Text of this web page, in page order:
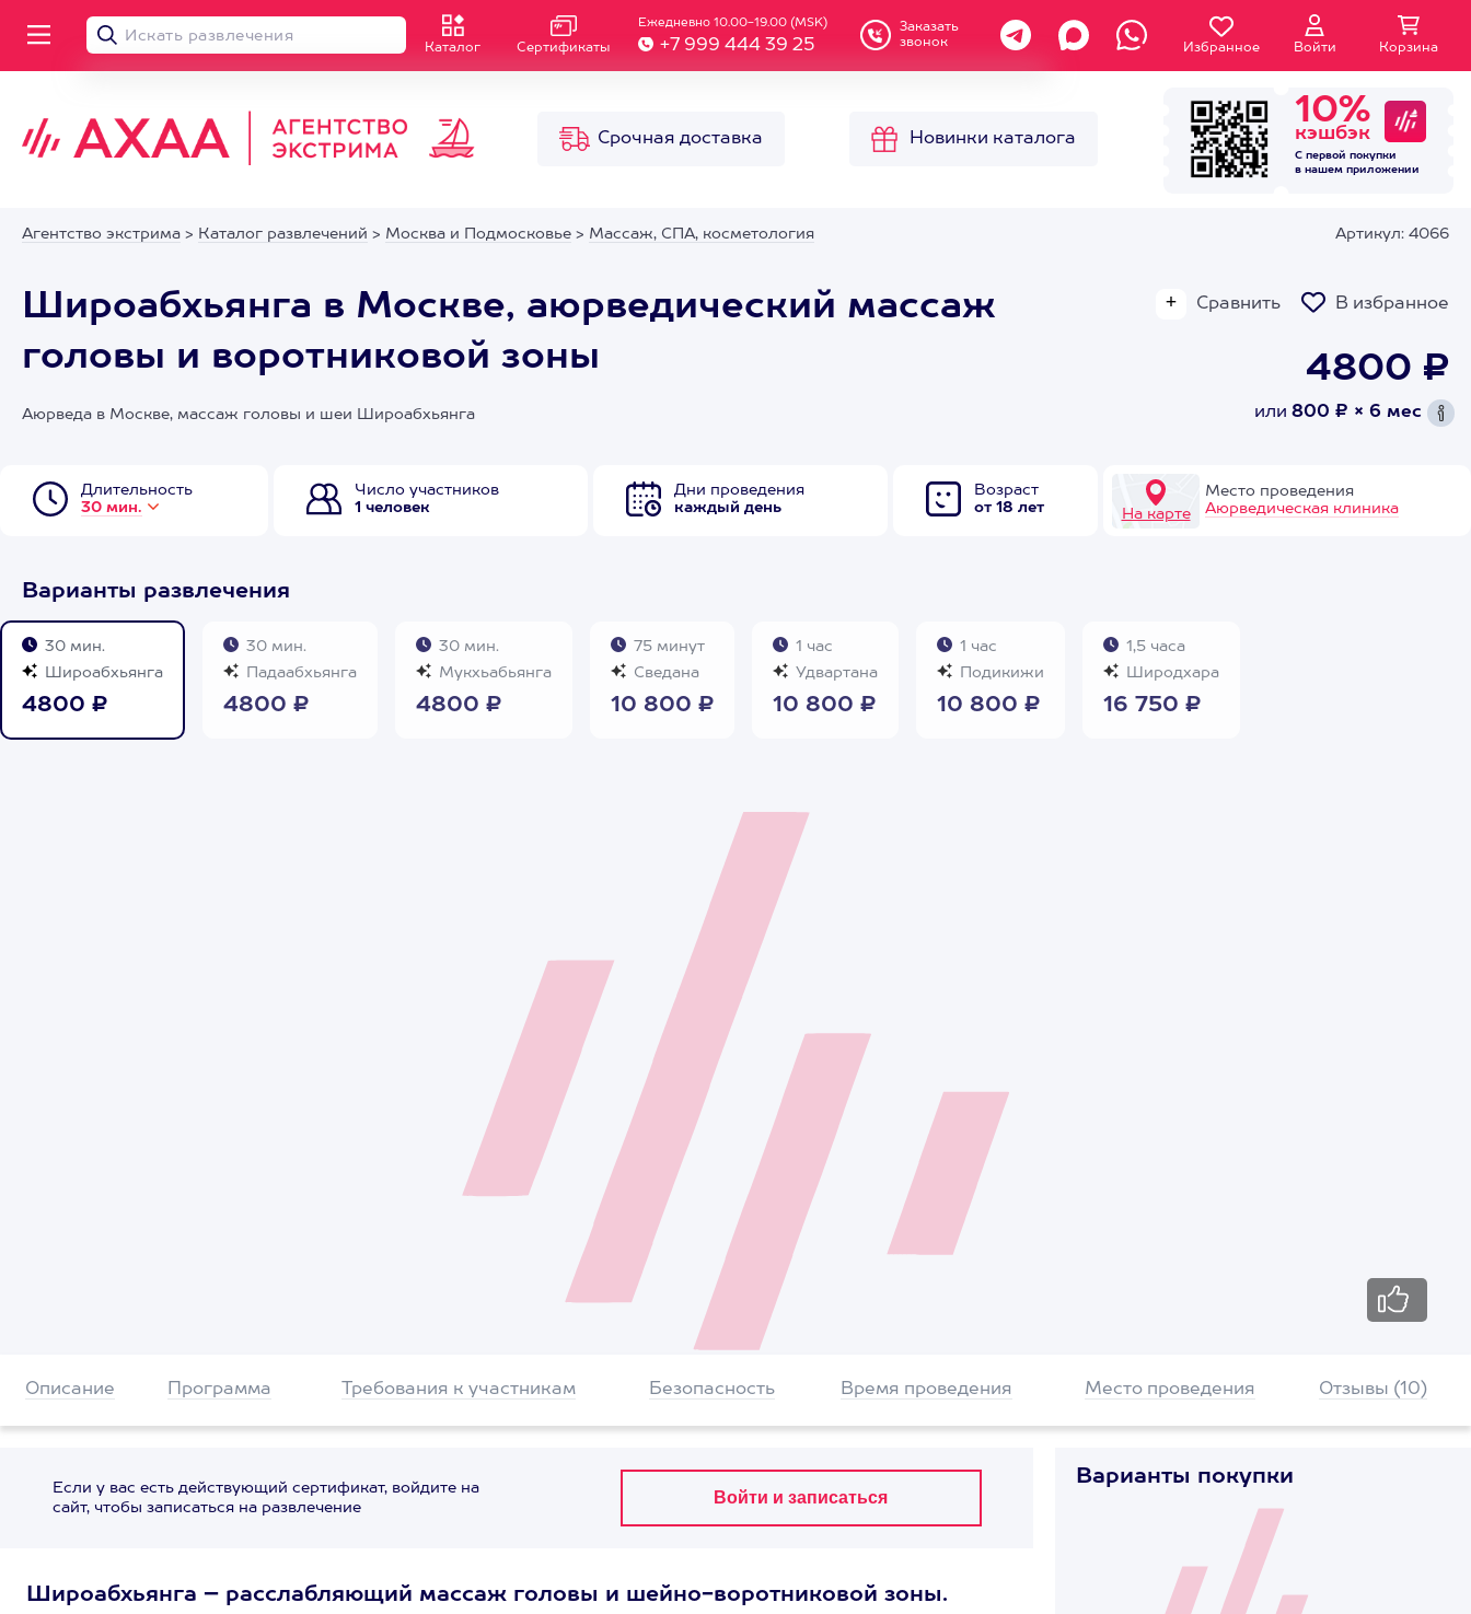
Каталог Сертификаты
Ежедневно 10.00-19.00 (MSK)
+7 999 444 39 25
Заказать
звонок
Избранное Войти Корзина
Срочная доставка Новинки каталога
10%
кэшбэк
С первой покупки
в нашем приложении
Агентство экстрима > Каталог развлечений > Москва и Подмосковье > Массаж, СПА, косметология Артикул: 4066
Широабхьянга в Москве, аюрведический массаж
головы и воротниковой зоны
Сравнить В избранное
4800 ₽
или 800 ₽ × 6 мес
Аюрведа в Москве, массаж головы и шеи Широабхьянга
Длительность
30 мин.
Число участников
1 человек
Дни проведения
каждый день
Возраст
от 18 лет
На карте
Место проведения
Аюрведическая клиника
Варианты развлечения
30 мин.
Широабхьянга
4800 ₽
30 мин.
Падаабхьянга
4800 ₽
30 мин.
Мукхьабьянга
4800 ₽
75 минут
Сведана
10 800 ₽
1 час
Удвартана
10 800 ₽
1 час
Подикижи
10 800 ₽
1,5 часа
Широдхара
16 750 ₽
Описание Программа Требования к участникам Безопасность Время проведения Место проведения Отзывы (10)
Если у вас есть действующий сертификат, войдите на
сайт, чтобы записаться на развлечение
Широабхьянга – расслабляющий массаж головы и шейно-воротниковой зоны.
Варианты покупки